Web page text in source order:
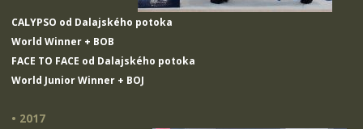
CALYPSO od Dalajského potoka
World Winner + BOB
FACE TO FACE od Dalajského potoka
World Junior Winner + BOJ
• 2017